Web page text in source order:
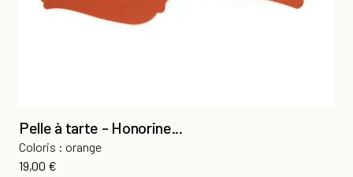
Pelle à tarte - Honorine...
Coloris : orange
Prix
19,00 €